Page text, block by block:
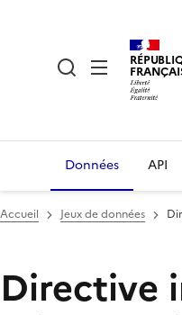
Données API
Accueil Jeux de données
Directive